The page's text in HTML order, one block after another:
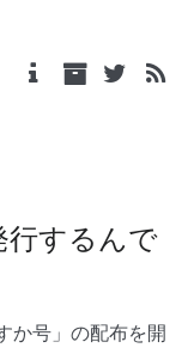
行するんで
か号」の配布を開